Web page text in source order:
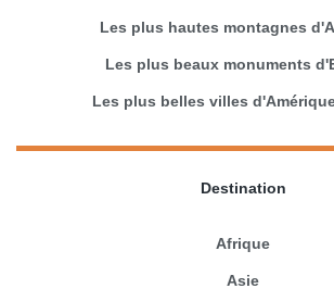
Les plus hautes montagnes
Les plus beaux monuments
Les plus belles villes
Destination
Afrique
Asie